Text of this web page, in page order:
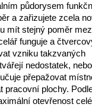
půdorysem
a zařizujete zcela
mít stejný poměr
funguje a
vzniku takzvaných
nedostatek, nebo
přepažovat
pracovní plochy.
otevřenost